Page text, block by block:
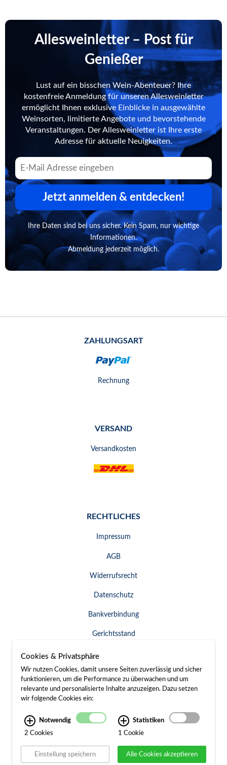
Allesweinletter – Post für
Genießer
Lust auf ein bisschen Wein-Abenteuer? Ihre
kostenfreie Anmeldung für unseren Allesweinletter
ermöglicht Ihnen exklusive Einblicke in ausgewählte
Weinsorten, limitierte Angebote und bevorstehende
Veranstaltungen. Der Allesweinletter ist Ihre erste
Adresse für aktuelle Neuigkeiten.
Jetzt anmelden & entdecken!
Ihre Daten sind bei uns sicher. Kein Spam, nur wichtige
Informationen.
Abmeldung jederzeit möglich.
ZAHLUNGSART
Rechnung
VERSAND
Versandkosten
RECHTLICHES
Impressum
AGB
Widerrufsrecht
Datenschutz
Bankverbindung
Gerichtsstand
Widerruf erklären
SERVICE & KONTAKT
Besuch / Anfahrt
Kontakt
Cookies & Privatsphäre
Wir nutzen Cookies, damit unsere Seiten zuverlässig und sicher
funktionieren, um die Performance zu überwachen und um
relevante und personalisierte Inhalte anzuzeigen. Dazu setzen
wir folgende Cookies ein:
Notwendig
2 Cookies
Statistiken
1 Cookie
Einstellung speichern Alle Cookies akzeptieren